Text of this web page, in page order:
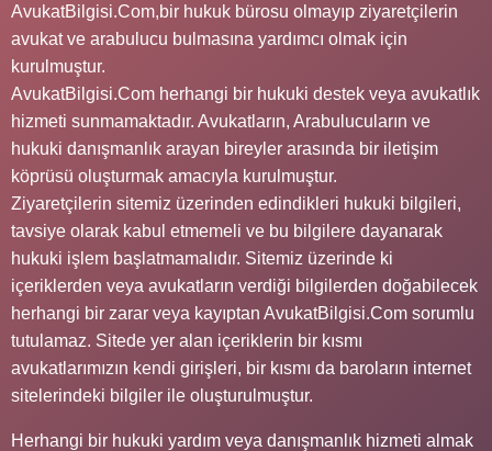
AvukatBilgisi.Com,bir hukuk bürosu olmayıp ziyaretçilerin
avukat ve arabulucu bulmasına yardımcı olmak için
kurulmuştur.
AvukatBilgisi.Com herhangi bir hukuki destek veya avukatlık
hizmeti sunmamaktadır. Avukatların, Arabulucuların ve
hukuki danışmanlık arayan bireyler arasında bir iletişim
köprüsü oluşturmak amacıyla kurulmuştur.
Ziyaretçilerin sitemiz üzerinden edindikleri hukuki bilgileri,
tavsiye olarak kabul etmemeli ve bu bilgilere dayanarak
hukuki işlem başlatmamalıdır. Sitemiz üzerinde ki
içeriklerden veya avukatların verdiği bilgilerden doğabilecek
herhangi bir zarar veya kayıptan AvukatBilgisi.Com sorumlu
tutulamaz. Sitede yer alan içeriklerin bir kısmı
avukatlarımızın kendi girişleri, bir kısmı da baroların internet
sitelerindeki bilgiler ile oluşturulmuştur.
Herhangi bir hukuki yardım veya danışmanlık hizmeti almak